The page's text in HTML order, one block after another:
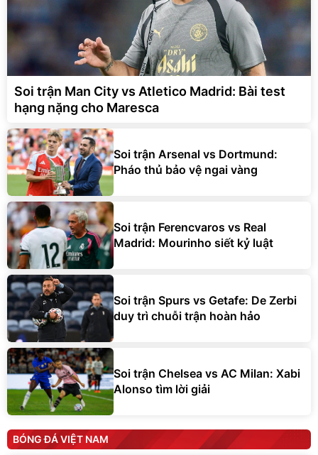
Soi trận Man City vs Atletico Madrid: Bài test
hạng nặng cho Maresca
Soi trận Arsenal vs Dortmund:
Pháo thủ bảo vệ ngai vàng
Soi trận Ferencvaros vs Real
Madrid: Mourinho siết kỷ luật
Soi trận Spurs vs Getafe: De Zerbi
duy trì chuỗi trận hoàn hảo
Soi trận Chelsea vs AC Milan: Xabi
Alonso tìm lời giải
BÓNG ĐÁ VIỆT NAM